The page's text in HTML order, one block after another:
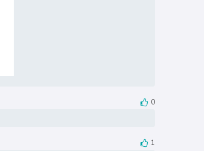
0
1